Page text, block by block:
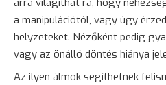
arra világíthat rá, hogy
a manipulációtól, vagy úgy
helyzeteket. Nézőként pedig
vagy az önálló döntés hiánya
Az ilyen álmok segíthetnek